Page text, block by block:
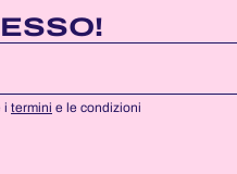
i termini e le condizioni